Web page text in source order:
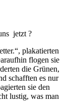
jetzt ?
plakatierten
flogen sie
die Grünen,
schafften es nur
sie den
lustig, was man